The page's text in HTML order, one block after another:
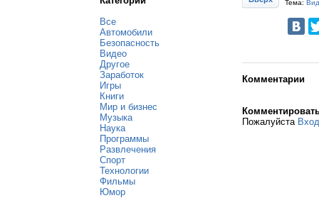
Все
Автомобили
Безопасность
Видео
Другое
Заработок
Игры
Книги
Мир и бизнес
Музыка
Наука
Программы
Развлечения
Спорт
Технологии
Фильмы
Юмор
Тема:
Комментарии
Пожалуйста Вход